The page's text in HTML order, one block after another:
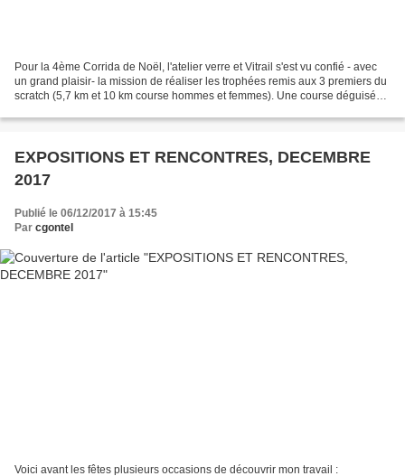
Pour la 4ème Corrida de Noël, l'atelier verre et Vitrail s'est vu confié - avec
un grand plaisir- la mission de réaliser les trophées remis aux 3 premiers du
scratch (5,7 km et 10 km course hommes et femmes). Une course déguisée
EXPOSITIONS ET RENCONTRES, DECEMBRE
2017
Publié le 06/12/2017 à 15:45
Par cgontel
Voici avant les fêtes plusieurs occasions de découvrir mon travail :